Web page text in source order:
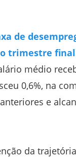
de
trimestre
médio
0,6%, na
e
da